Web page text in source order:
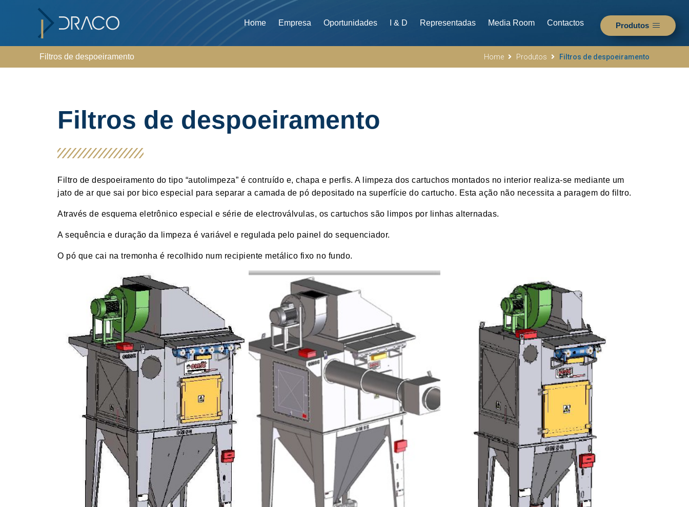
Home Empresa Oportunidades I & D Representadas Media Room Contactos Produtos
Filtros de despoeiramento Home Produtos Filtros de despoeiramento
Filtros de despoeiramento
Filtro de despoeiramento do tipo “autolimpeza” é contruído e, chapa e perfis. A limpeza dos cartuchos montados no interior realiza-se mediante um
jato de ar que sai por bico especial para separar a camada de pó depositado na superfície do cartucho. Esta ação não necessita a paragem do filtro.
Através de esquema eletrônico especial e série de electroválvulas, os cartuchos são limpos por linhas alternadas.
A sequência e duração da limpeza é variável e regulada pelo painel do sequenciador.
O pó que cai na tremonha é recolhido num recipiente metálico fixo no fundo.